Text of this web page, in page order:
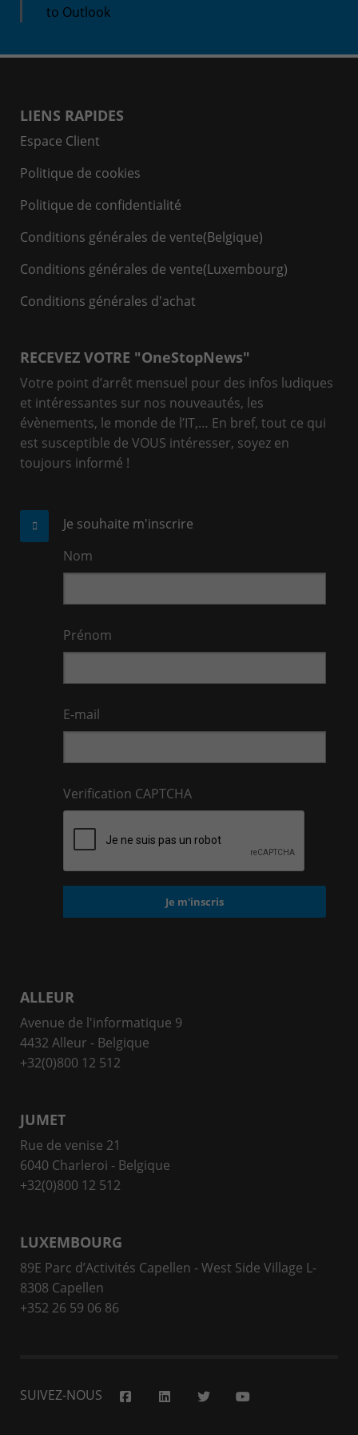
to Outlook
LIENS RAPIDES
Espace Client
Politique de cookies
Politique de confidentialité
Conditions générales de vente(Belgique)
Conditions générales de vente(Luxembourg)
Conditions générales d'achat
RECEVEZ VOTRE "OneStopNews"
Votre point d’arrêt mensuel pour des infos ludiques
et intéressantes sur nos nouveautés, les
évènements, le monde de l’IT,… En bref, tout ce qui
est susceptible de VOUS intéresser, soyez en
toujours informé !
Je souhaite m'inscrire
Nom
Prénom
E-mail
Verification CAPTCHA
ALLEUR
Avenue de l'informatique 9
4432 Alleur - Belgique
+32(0)800 12 512
JUMET
Rue de venise 21
6040 Charleroi - Belgique
+32(0)800 12 512
LUXEMBOURG
89E Parc d’Activités Capellen - West Side Village L-
8308 Capellen
+352 26 59 06 86
SUIVEZ-NOUS